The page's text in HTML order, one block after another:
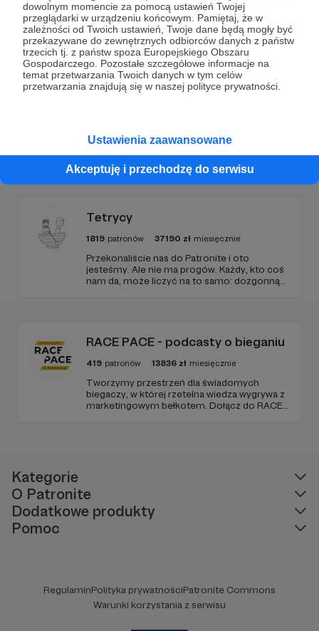
dowolnym momencie za pomocą ustawień Twojej
przeglądarki w urządzeniu końcowym. Pamiętaj, że w
zależności od Twoich ustawień, Twoje dane będą mogły być
przekazywane do zewnętrznych odbiorców danych z państw
trzecich tj. z państw spoza Europejskiego Obszaru
Gospodarczego. Pozostałe szczegółowe informacje na
temat przetwarzania Twoich danych w tym celów
przetwarzania znajdują się w naszej polityce prywatności.
Ustawienia zaawansowane
Akceptuję i przechodzę do serwisu
Wesprzyj działalność AutoraSzewczyk Travel
(Natalia i Łukasz)już teraz!
Zostań Patronem
Promowani autorzy
Tetrycy
1819 patronów 37190 zł miesięcznie
Przekonaliście nas do Patronite i oto
jesteśmy. Ale nie ma progów. Każdy, kto coś
nam da, może liczyć na to samo: dozgonną
RACE PACE - podcasty o bieganiu
419 patronów 13836 zł miesięcznie
Tworzymy przestrzeń dla świadomych
biegaczy, w której rzetelna wiedza wygrywa z
marketingowym bełkotem. Dołącz do RACE
Kategorie
O Patronite
Dodatkowe produkty
Pomoc
RegulaminPolityka prywatnościPatronite Commons
Warunki korzystania z serwisu